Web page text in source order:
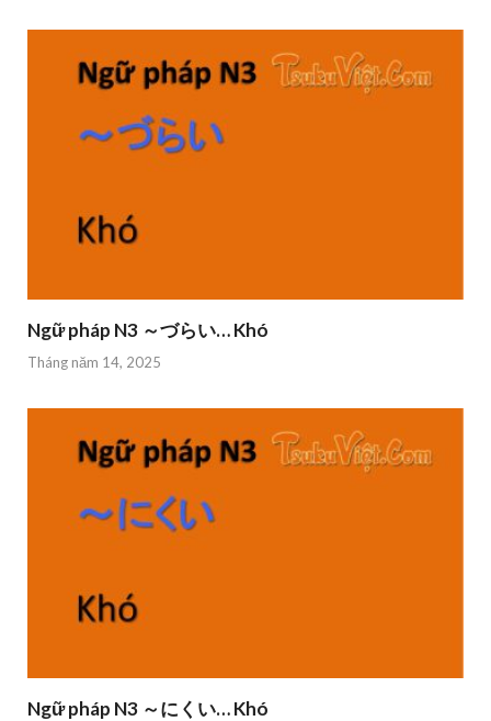
Ngữ pháp N3 ～づらい… Khó
Tháng năm 14, 2025
Ngữ pháp N3 ～にくい… Khó